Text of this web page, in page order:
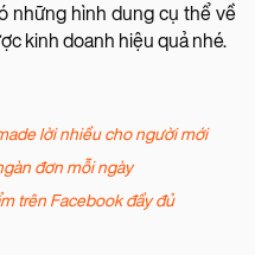
những hình dung cụ thể về
kinh doanh hiệu quả nhé.
lời nhiều cho người mới
đơn mỗi ngày
trên Facebook đầy đủ